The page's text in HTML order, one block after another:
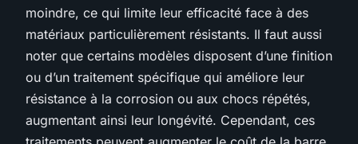
moindre, ce qui limite leur efficacité face à des
matériaux particulièrement résistants. Il faut aussi
noter que certains modèles disposent d’une finition
ou d’un traitement spécifique qui améliore leur
résistance à la corrosion ou aux chocs répétés,
augmentant ainsi leur longévité. Cependant, ces